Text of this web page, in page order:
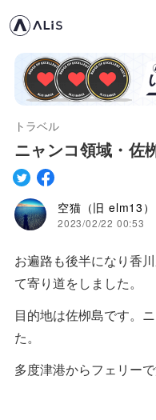
トラベル
ニャンコ領域・
空猫（旧 elm13）
2023/02/22 00:53
お遍路も後半になり香
て寄り道をしました。
目的地は佐栁島です。
た。
多度津港からフェリーで